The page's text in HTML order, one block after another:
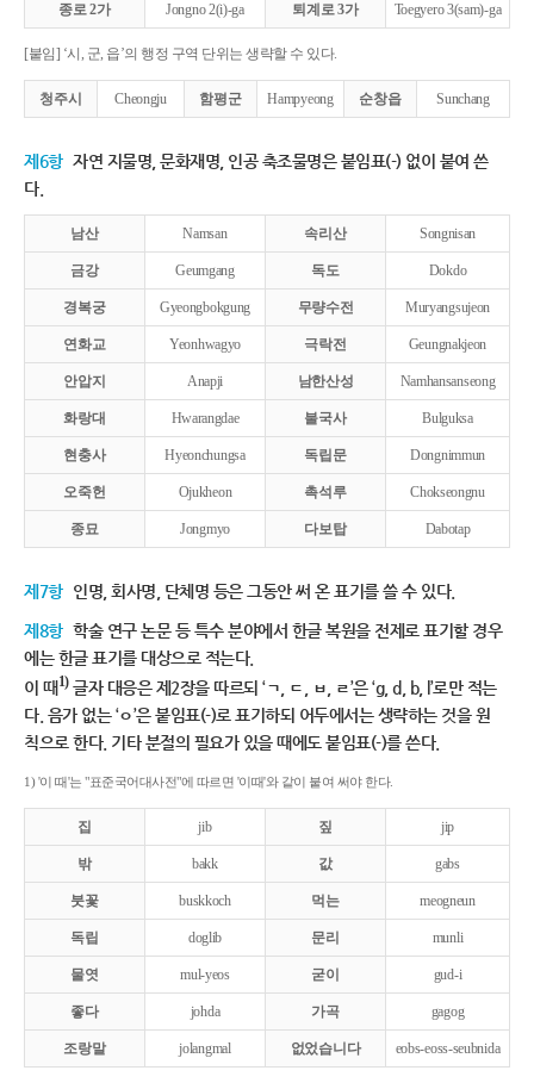
종로 2가 Jongno 2(i)-ga 퇴계로 3가 Toegyero 3(sam)-ga
[붙임] ‘시, 군, 읍’의 행정 구역 단위는 생략할 수 있다.
청주시 Cheongju 함평군 Hampyeong 순창읍 Sunchang
제6항 자연 지물명, 문화재명, 인공 축조물명은 붙임표(-) 없이 붙여 쓴
다.
남산 Namsan 속리산 Songnisan
금강 Geumgang 독도 Dokdo
경복궁 Gyeongbokgung 무량수전 Muryangsujeon
연화교 Yeonhwagyo 극락전 Geungnakjeon
안압지 Anapji 남한산성 Namhansanseong
화랑대 Hwarangdae 불국사 Bulguksa
현충사 Hyeonchungsa 독립문 Dongnimmun
오죽헌 Ojukheon 촉석루 Chokseongnu
종묘 Jongmyo 다보탑 Dabotap
제7항 인명, 회사명, 단체명 등은 그동안 써 온 표기를 쓸 수 있다.
제8항 학술 연구 논문 등 특수 분야에서 한글 복원을 전제로 표기할 경우
에는 한글 표기를 대상으로 적는다.
이 때1)글자 대응은 제2장을 따르되 ‘ㄱ, ㄷ, ㅂ, ㄹ’은 ‘g, d, b, l’로만 적는
다. 음가 없는 ‘ㅇ’은 붙임표(-)로 표기하되 어두에서는 생략하는 것을 원
칙으로 한다. 기타 분절의 필요가 있을 때에도 붙임표(-)를 쓴다.
1) '이 때'는 "표준국어대사전"에 따르면 '이때'와 같이 붙여 써야 한다.
집 jib 짚 jip
밖 bakk 값 gabs
붓꽃 buskkoch 먹는 meogneun
독립 doglib 문리 munli
물엿 mul-yeos 굳이 gud-i
좋다 johda 가곡 gagog
조랑말 jolangmal 없었습니다 eobs-eoss-seubnida